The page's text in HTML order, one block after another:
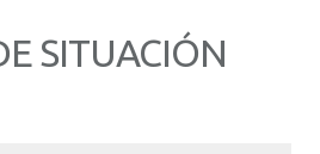
SITUACIÓN